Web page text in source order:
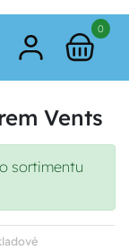
0
Vents
sortimentu